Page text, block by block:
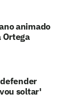
animado
Ortega
soltar'